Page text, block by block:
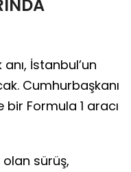
İstanbul’un
Cumhurbaşkanı
bir Formula 1 aracı
sürüş,